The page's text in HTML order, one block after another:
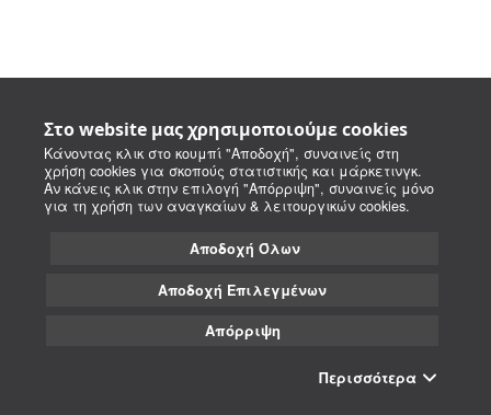
Στο website μας χρησιμοποιούμε cookies
Κάνοντας κλικ στο κουμπί "Αποδοχή", συναινείς στη
χρήση cookies για σκοπούς στατιστικής και μάρκετινγκ.
Αν κάνεις κλικ στην επιλογή "Απόρριψη", συναινείς μόνο
για τη χρήση των αναγκαίων & λειτουργικών cookies.
Αποδοχή Όλων
Αποδοχή Επιλεγμένων
Απόρριψη
Περισσότερα